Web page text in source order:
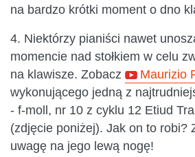
na bardzo krótki moment o dno
4. Niektórzy pianiści nawet
momencie nad stołkiem w celu
na klawisze. Zobacz
Maurizio
wykonującego jedną z
- f-moll, nr 10 z cyklu 12 Etiud
(zdjęcie poniżej). Jak on to robi?
uwagę na jego lewą nogę!